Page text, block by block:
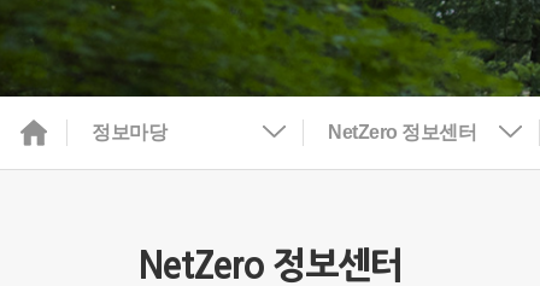
정보마당 NetZero 정보센터
NetZero 정보센터